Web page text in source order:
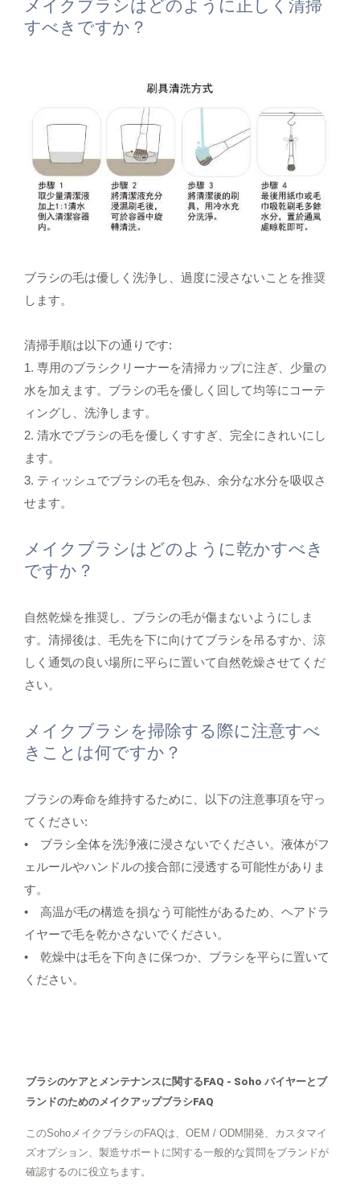
メイクブラシはどのように正しく清掃
すべきですか？
ブラシの毛は優しく洗浄し、過度に浸さないことを推奨
します。
清掃手順は以下の通りです:
1. 専用のブラシクリーナーを清掃カップに注ぎ、少量の
水を加えます。ブラシの毛を優しく回して均等にコーテ
ィングし、洗浄します。
2. 清水でブラシの毛を優しくすすぎ、完全にきれいにし
ます。
3. ティッシュでブラシの毛を包み、余分な水分を吸収さ
せます。
メイクブラシはどのように乾かすべき
ですか？
自然乾燥を推奨し、ブラシの毛が傷まないようにしま
す。清掃後は、毛先を下に向けてブラシを吊るすか、涼
しく通気の良い場所に平らに置いて自然乾燥させてくだ
さい。
メイクブラシを掃除する際に注意すべ
きことは何ですか？
ブラシの寿命を維持するために、以下の注意事項を守っ
てください:
• ブラシ全体を洗浄液に浸さないでください。液体がフ
ェルールやハンドルの接合部に浸透する可能性がありま
す。
• 高温が毛の構造を損なう可能性があるため、ヘアドラ
イヤーで毛を乾かさないでください。
• 乾燥中は毛を下向きに保つか、ブラシを平らに置いて
ください。
ブラシのケアとメンテナンスに関するFAQ - Soho バイヤーとブ
ランドのためのメイクアップブラシFAQ
このSohoメイクブラシのFAQは、OEM / ODM開発、カスタマイ
ズオプション、製造サポートに関する一般的な質問をブランドが
確認するのに役立ちます。